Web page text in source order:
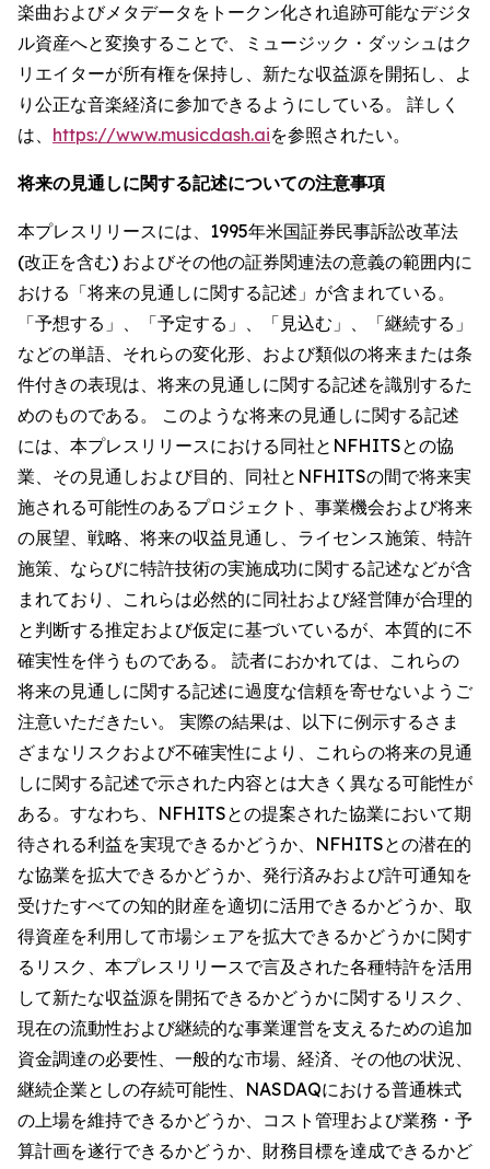
楽曲およびメタデータをトークン化され追跡可能なデジタ
ル資産へと変換することで、ミュージック・ダッシュはク
リエイターが所有権を保持し、新たな収益源を開拓し、よ
り公正な音楽経済に参加できるようにしている。 詳しく
は、 https://www.musicdash.aiを参照されたい。
将来の見通しに関する記述についての注意事項
本プレスリリースには、1995年米国証券民事訴訟改革法
(改正を含む) およびその他の証券関連法の意義の範囲内に
おける「将来の見通しに関する記述」が含まれている。
「予想する」、「予定する」、「見込む」、「継続する」
などの単語、それらの変化形、および類似の将来または条
件付きの表現は、将来の見通しに関する記述を識別するた
めのものである。 このような将来の見通しに関する記述
には、本プレスリリースにおける同社とNFHITSとの協
業、その見通しおよび目的、同社とNFHITSの間で将来実
施される可能性のあるプロジェクト、事業機会および将来
の展望、戦略、将来の収益見通し、ライセンス施策、特許
施策、ならびに特許技術の実施成功に関する記述などが含
まれており、これらは必然的に同社および経営陣が合理的
と判断する推定および仮定に基づいているが、本質的に不
確実性を伴うものである。 読者におかれては、これらの
将来の見通しに関する記述に過度な信頼を寄せないようご
注意いただきたい。 実際の結果は、以下に例示するさま
ざまなリスクおよび不確実性により、これらの将来の見通
しに関する記述で示された内容とは大きく異なる可能性が
ある。すなわち、NFHITSとの提案された協業において期
待される利益を実現できるかどうか、NFHITSとの潜在的
な協業を拡大できるかどうか、発行済みおよび許可通知を
受けたすべての知的財産を適切に活用できるかどうか、取
得資産を利用して市場シェアを拡大できるかどうかに関す
るリスク、本プレスリリースで言及された各種特許を活用
して新たな収益源を開拓できるかどうかに関するリスク、
現在の流動性および継続的な事業運営を支えるための追加
資金調達の必要性、一般的な市場、経済、その他の状況、
継続企業としの存続可能性、NASDAQにおける普通株式
の上場を維持できるかどうか、コスト管理および業務・予
算計画を遂行できるかどうか、財務目標を達成できるかど